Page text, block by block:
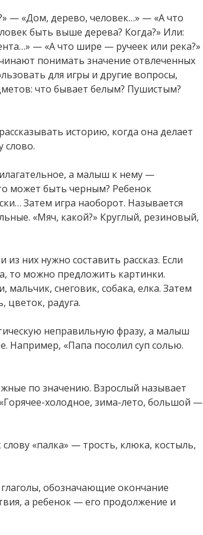
— «Дом, дерево, человек…» — «А что
быть выше дерева? Когда?» Или:
— «А что шире — ручеек или река?»
понимать значение отвлеченных
для игры и другие вопросы,
что бывает белым? Пушистым?
историю, когда она делает
слово.
а малыш к нему —
может быть черным? Ребенок
Затем игра наоборот. Называется
«Мяч, какой?» Круглый, резиновый,
из них нужно составить рассказ. Если
то можно предложить картинки.
снеговик, собака, елка. Затем
цветок, радуга.
неправильную фразу, а малыш
Например, «Папа посолил суп солью.
по значению. Взрослый называет
холодное, зима-лето, большой —
«палка» — трость, клюка, костыль,
обозначающие окончание
а ребенок — его продолжение и